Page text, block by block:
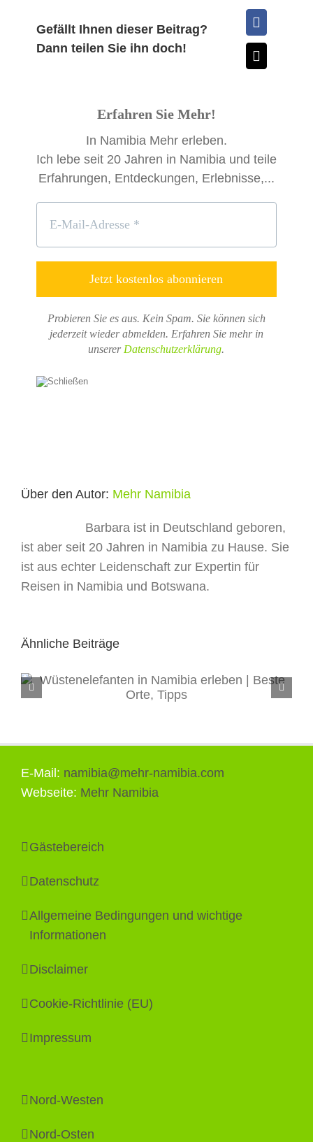
Gefällt Ihnen dieser Beitrag?
Dann teilen Sie ihn doch!
Erfahren Sie Mehr!
In Namibia Mehr erleben.
Ich lebe seit 20 Jahren in Namibia und teile
Erfahrungen, Entdeckungen, Erlebnisse,...
Probieren Sie es aus. Kein Spam. Sie können sich
jederzeit wieder abmelden. Erfahren Sie mehr in
unserer Datenschutzerklärung.
Über den Autor: Mehr Namibia
Barbara ist in Deutschland geboren,
ist aber seit 20 Jahren in Namibia zu Hause. Sie
ist aus echter Leidenschaft zur Expertin für
Reisen in Namibia und Botswana.
Ähnliche Beiträge
Tiere in Namibia: 6 Highlights für Ihre
E-Mail: namibia@mehr-namibia.com
Webseite: Mehr Namibia
Gästebereich
Datenschutz
Allgemeine Bedingungen und wichtige
Informationen
Disclaimer
Cookie-Richtlinie (EU)
Impressum
Nord-Westen
Nord-Osten